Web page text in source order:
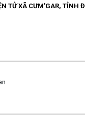
CƯM'GAR, TỈNH ĐẮK LẮK